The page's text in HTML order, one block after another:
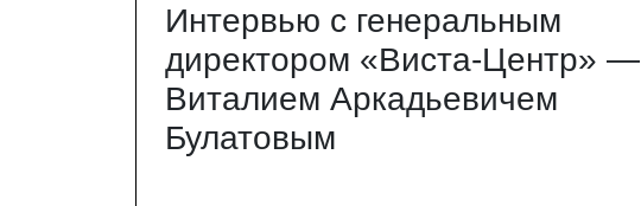
Интервью с генеральным
директором «Виста-Центр» —
Виталием Аркадьевичем
Булатовым